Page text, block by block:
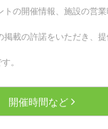
の開催情報、施設の営
載の許諾をいただき、
。
開催時間など